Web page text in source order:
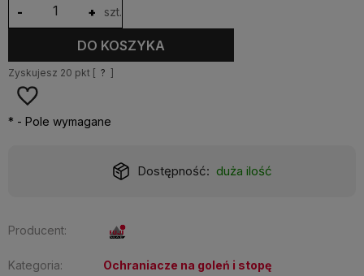
+
- szt.
DO KOSZYKA
Zyskujesz 20 pkt [ ? ]
* - Pole wymagane
Dostępność: duża ilość
Producent:
Kategoria: Ochraniacze na goleń i stopę